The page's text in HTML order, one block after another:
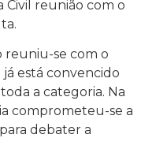
Civil reunião com o
reuniu-se com o
está convencido
a categoria. Na
comprometeu-se a
debater a